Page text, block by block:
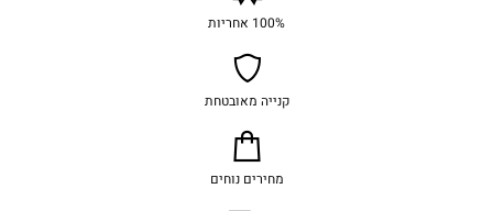
100% אחריות
קנייה מאובטחת
מחירים נוחים